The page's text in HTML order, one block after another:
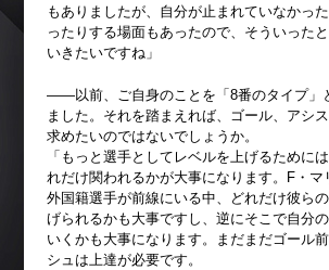
もありましたが、自分が止まれていなかっ
ったりする場面もあったので、そういった
いきたいですね」
――以前、ご自身のことを「8番のタイプ」
ました。それを踏まえれば、ゴール、アシ
求めたいのではないでしょうか。
「もっと選手としてレベルを上げるために
れだけ関われるかが大事になります。F・マ
外国籍選手が前線にいる中、どれだけ彼ら
げられるかも大事ですし、逆にそこで自分
いくかも大事になります。まだまだゴール
シュは上達が必要です。